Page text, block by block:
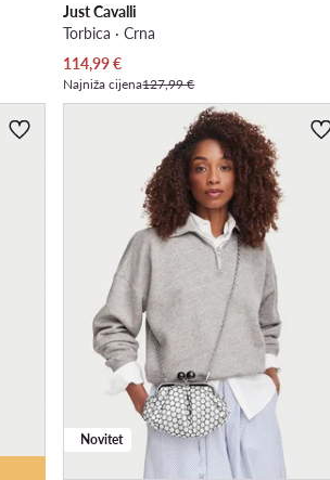
Just Cavalli
Torbica · Crna
Trenutna cijena
114,99€
Najniža cijena127,99 €
Novitet